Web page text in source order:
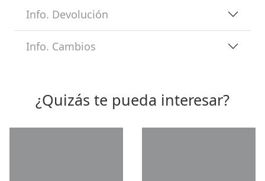
Info. Devolución
Info. Cambios
¿Quizás te pueda interesar?